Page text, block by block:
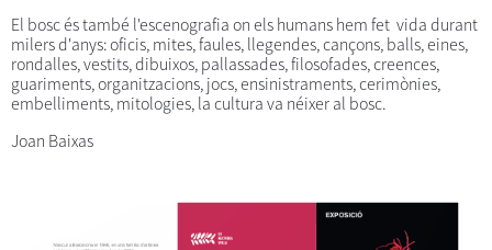
El bosc és també l'escenografia on els humans hem fet vida durant
milers d'anys: oficis, mites, faules, llegendes, cançons, balls, eines,
rondalles, vestits, dibuixos, pallassades, filosofades, creences,
guariments, organitzacions, jocs, ensinistraments, cerimònies,
embelliments, mitologies, la cultura va néixer al bosc.
Joan Baixas